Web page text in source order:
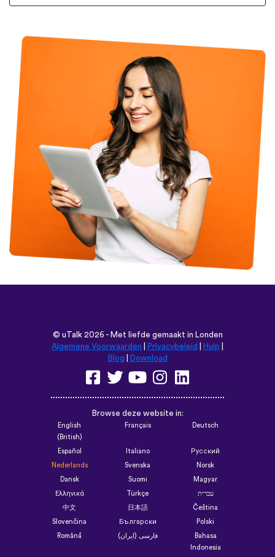
© uTalk2026 - Met liefde gemaakt in Londen
Algemene Voorwaarden
Privacybeleid Hulp
Blog
Download
Browse deze website in:
English
(British)
Français Deutsch
Español Italiano Русский
Nederlands Svenska Norsk
Dansk Suomi Magyar
Ελληνικά Türkçe עברית
中文 日本語 Čeština
Slovenčina Български Polski
Română فارسی (ایران)
Bahasa
Indonesia